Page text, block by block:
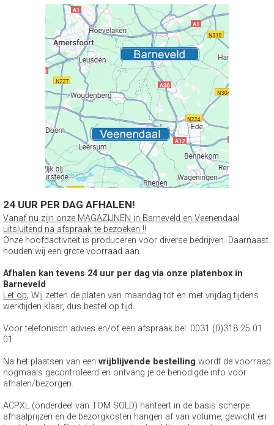
24 UUR PER DAG AFHALEN!
Vanaf nu zijn onze MAGAZIJNEN in Barneveld en Veenendaal
uitsluitend na afspraak te bezoeken !!
Onze hoofdactiviteit is produceren voor diverse bedrijven. Daarnaast
houden wij een grote voorraad aan.
Afhalen kan tevens 24 uur per dag via onze platenbox in
Barneveld
Let op; Wij zetten de platen van maandag tot en met vrijdag tijdens
werktijden klaar, dus bestel op tijd.
Voor telefonisch advies en/of een afspraak bel: 0031 (0)318 25 01
01
Na het plaatsen van een vrijblijvende bestelling wordt de voorraad
nogmaals gecontroleerd en ontvang je de benodigde info voor
afhalen/bezorgen.
ACPXL (onderdeel van TOM SOLD) hanteert in de basis scherpe
afhaalprijzen en de bezorgkosten hangen af van volume, gewicht en